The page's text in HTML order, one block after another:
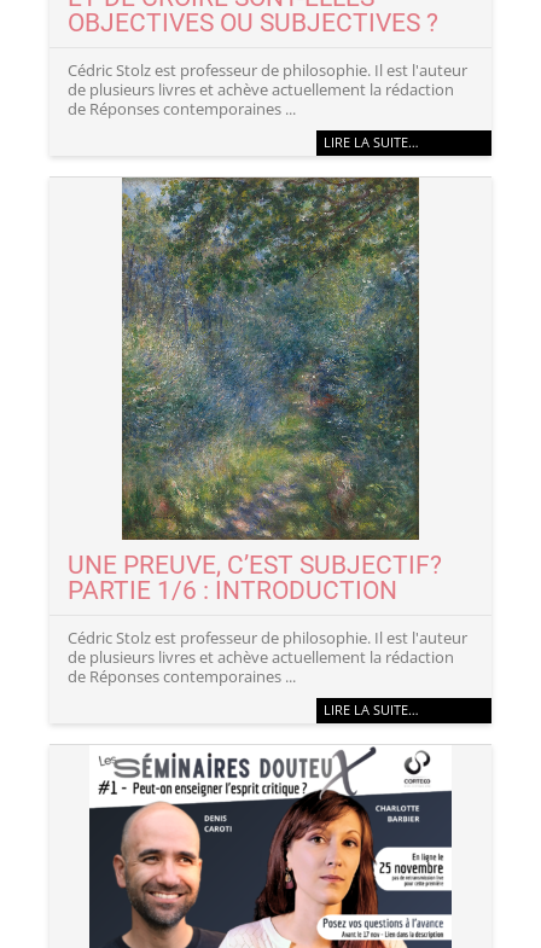
OBJECTIVES OU SUBJECTIVES ?
Cédric Stolz est professeur de philosophie. Il est l'auteur
de plusieurs livres et achève actuellement la rédaction
de Réponses contemporaines ...
LIRE LA SUITE…
UNE PREUVE, C’EST SUBJECTIF?
PARTIE 1/6 : INTRODUCTION
Cédric Stolz est professeur de philosophie. Il est l'auteur
de plusieurs livres et achève actuellement la rédaction
de Réponses contemporaines ...
LIRE LA SUITE…